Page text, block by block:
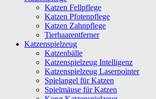
Katzen Fellpflege
Katzen Pfotenpflege
Katzen Zahnpflege
Tierhaarentferner
Katzenspielzeug
Katzenbälle
Katzenspielzeug Intelligenz
Katzenspielzeug Laserpointer
Spielangel für Katzen
Spielmäuse für Katzen